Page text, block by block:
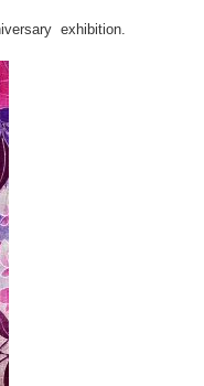
exhibition.